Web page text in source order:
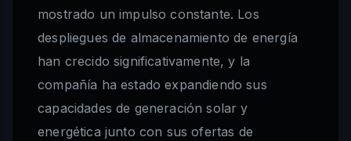
mostrado un impulso constante. Los
despliegues de almacenamiento de energía
han crecido significativamente, y la
compañía ha estado expandiendo sus
capacidades de generación solar y
energética junto con sus ofertas de